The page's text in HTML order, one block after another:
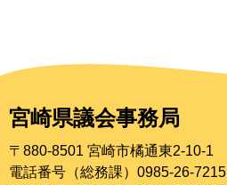
宮崎県議会事務局
〒880-8501 宮崎市橘通東2-10-1
電話番号（総務課）0985-26-7215